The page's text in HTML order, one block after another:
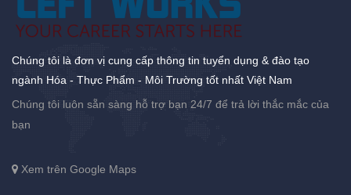
Chúng tôi là đơn vị cung cấp thông tin tuyển dụng & đào tạo
ngành Hóa - Thực Phẩm - Môi Trường tốt nhất Việt Nam
Chúng tôi luôn sẵn sàng hỗ trợ bạn 24/7 để trả lời thắc mắc của
bạn
Xem trên Google Maps